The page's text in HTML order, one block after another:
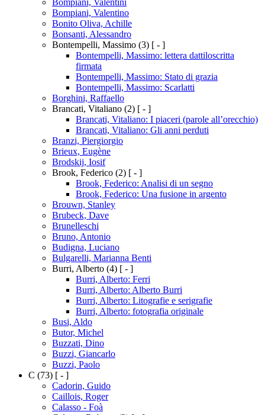
Bompiani, Valentino
Bonito Oliva, Achille
Bonsanti, Alessandro
Bontempelli, Massimo (3) [ - ]
Bontempelli, Massimo: lettera dattiloscritta
firmata
Bontempelli, Massimo: Stato di grazia
Bontempelli, Massimo: Scarlatti
Borghini, Raffaello
Brancati, Vitaliano (2) [ - ]
Brancati, Vitaliano: I piaceri (parole all’orecchio)
Brancati, Vitaliano: Gli anni perduti
Branzi, Piergiorgio
Brieux, Eugène
Brodskij, Iosif
Brook, Federico (2) [ - ]
Brook, Federico: Analisi di un segno
Brook, Federico: Una fusione in argento
Brouwn, Stanley
Brubeck, Dave
Brunelleschi
Bruno, Antonio
Budigna, Luciano
Bulgarelli, Marianna Benti
Burri, Alberto (4) [ - ]
Burri, Alberto: Ferri
Burri, Alberto: Alberto Burri
Burri, Alberto: Litografie e serigrafie
Burri, Alberto: fotografia originale
Busi, Aldo
Butor, Michel
Buzzati, Dino
Buzzi, Giancarlo
Buzzi, Paolo
C (73) [ - ]
Cadorin, Guido
Caillois, Roger
Calasso - Foà